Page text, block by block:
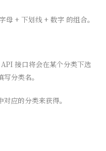
母 + 下划线 + 数字 的组合。
接口将会在某个分类下选
分类名。
应的分类来获得。